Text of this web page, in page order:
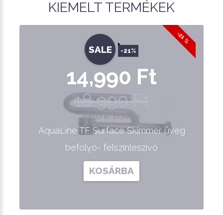
KIEMELT TERMÉKEK
-21 %
SALE -21%
14,990 Ft
18,990 Ft
Nettó ár: 11,803 Ft
AquaLine TF Surface Skimmer üveg
befolyó- felszínleszívó
KOSÁRBA